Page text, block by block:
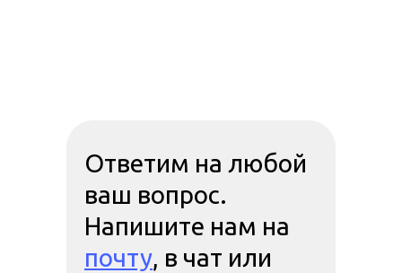
Ответим на любой
ваш вопрос.
Напишите нам на
почту, в чат или